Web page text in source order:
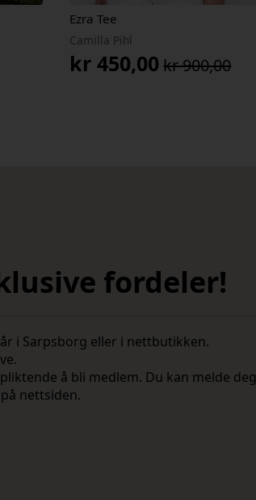
Ezra Tee
Camilla Pihl
kr900,00
Opprinnelig
kr 450,00
Nåværende
fordeler!
i Sarpsborg eller i nettbutikken.
å bli medlem. Du kan melde deg
nettsiden.